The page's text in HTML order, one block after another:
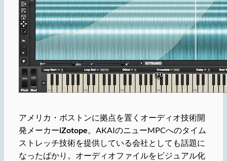
アメリカ・ボストンに拠点を置くオーディオ技術開
発メーカーiZotope。AKAIのニューMPCへのタイム
ストレッチ技術を提供している会社としても話題に
なったばかり。オーディオファイルをビジュアル化